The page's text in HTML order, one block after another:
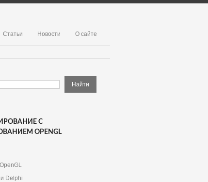
Статьи Новости О сайте
С
OPENGL
Delphi